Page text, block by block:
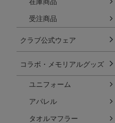
受注商品
クラブ公式ウェア
コラボ・メモリアルグッズ
ユニフォーム
アパレル
タオルマフラー